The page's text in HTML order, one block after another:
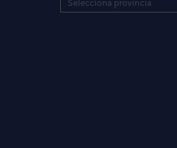
Selecciona provincia